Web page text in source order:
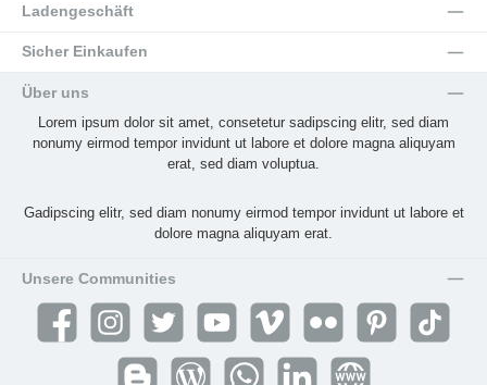
Ladengeschäft
Sicher Einkaufen
Über uns
Lorem ipsum dolor sit amet, consetetur sadipscing elitr, sed diam
nonumy eirmod tempor invidunt ut labore et dolore magna aliquyam
erat, sed diam voluptua.
Gadipscing elitr, sed diam nonumy eirmod tempor invidunt ut labore et
dolore magna aliquyam erat.
Unsere Communities
Facebook Instagram Twitter YouTube Vimeo Flickr Pinterest TikTok